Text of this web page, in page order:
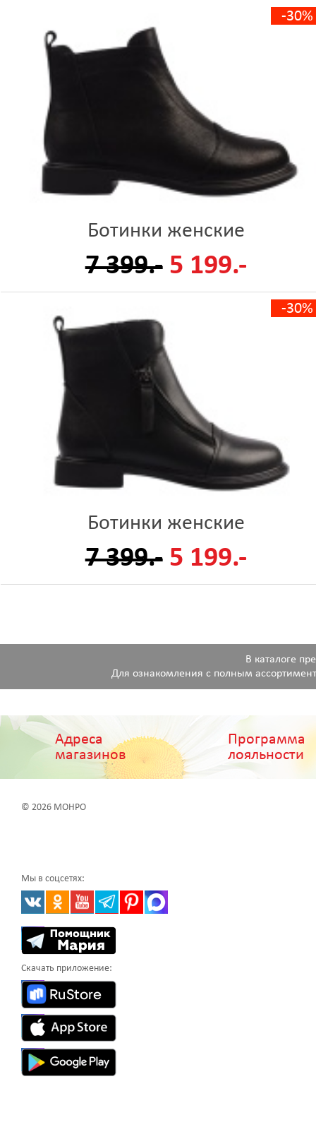
-30%
Ботинки женские
7 399.- 5 199.-
-30%
Ботинки женские
7 399.- 5 199.-
В каталоге
Для ознакомления с полным
Адреса
магазинов
Программа
лояльности
© 2026 МОНРО
Мы в соцсетях:
Скачать приложение: